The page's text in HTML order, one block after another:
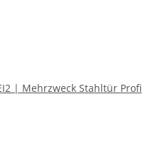
| Mehrzweck Stahltür Profi